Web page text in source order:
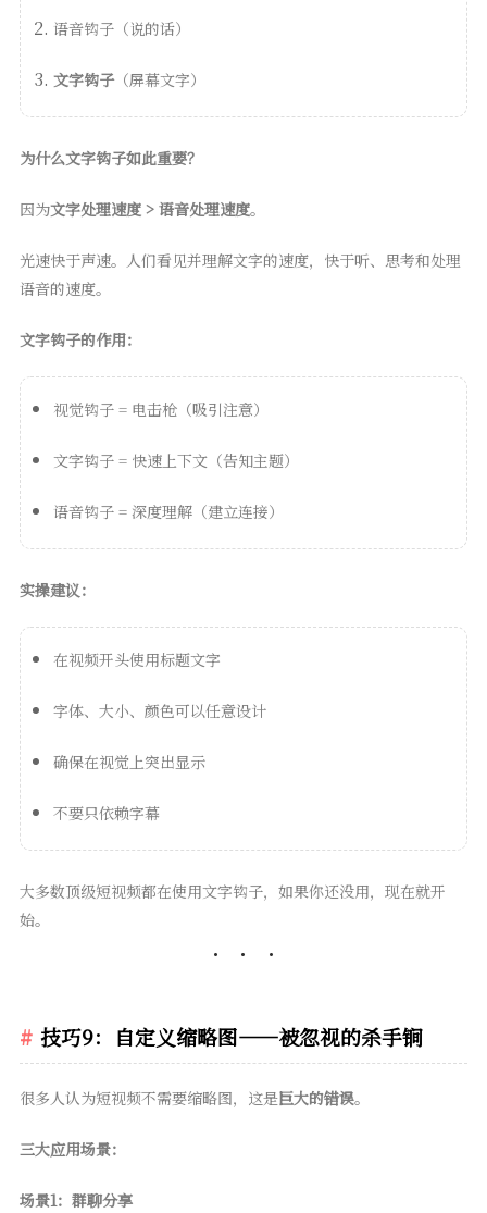
语音钩子（说的话）
文字钩子（屏幕文字）
为什么文字钩子如此重要？
因为文字处理速度 > 语音处理速度。
光速快于声速。人们看见并理解文字的速度，快于听、思考和处理
语音的速度。
文字钩子的作用：
视觉钩子 = 电击枪（吸引注意）
文字钩子 = 快速上下文（告知主题）
语音钩子 = 深度理解（建立连接）
实操建议：
在视频开头使用标题文字
字体、大小、颜色可以任意设计
确保在视觉上突出显示
不要只依赖字幕
大多数顶级短视频都在使用文字钩子，如果你还没用，现在就开
始。
技巧9：自定义缩略图——被忽视的杀手锏
很多人认为短视频不需要缩略图，这是巨大的错误。
三大应用场景：
场景1：群聊分享